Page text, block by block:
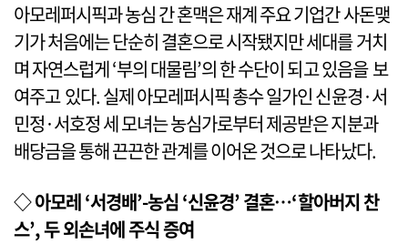
아모레퍼시픽과 농심 간 혼맥은 재계 주요 기업간 사돈맺
기가 처음에는 단순히 결혼으로 시작됐지만 세대를 거치
며 자연스럽게 ‘부의 대물림’의 한 수단이 되고 있음을 보
여주고 있다. 실제 아모레퍼시픽 총수 일가인 신윤경·서
민정·서호정 세 모녀는 농심가로부터 제공받은 지분과
배당금을 통해 끈끈한 관계를 이어온 것으로 나타났다.
◇ 아모레 ‘서경배’-농심 ‘신윤경’ 결혼…‘할아버지 찬
스’, 두 외손녀에 주식 증여